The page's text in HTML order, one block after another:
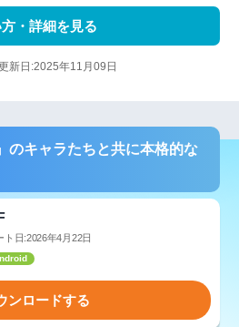
・詳細を見る
新日:2025年11月09日
のキャラたちと共に本格的な
日:2026年4月22日
ンロードする